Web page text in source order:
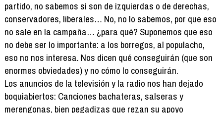
partido, no sabemos si son de izquierdas o de derechas,
conservadores, liberales… No, no lo sabemos, por que eso
no sale en la campaña… ¿para qué? Suponemos que eso
no debe ser lo importante: a los borregos, al populacho,
eso no nos interesa. Nos dicen qué conseguirán (que son
enormes obviedades) y no cómo lo conseguirán.
Los anuncios de la televisión y la radio nos han dejado
boquiabiertos: Canciones bachateras, salseras y
merengonas, bien pegadizas que rezan su apoyo